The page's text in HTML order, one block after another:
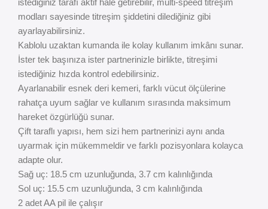
istediğiniz tarafı aktif hale getirebilir, multi-speed titreşim
modları sayesinde titreşim şiddetini dilediğiniz gibi
ayarlayabilirsiniz.
Kablolu uzaktan kumanda ile kolay kullanım imkânı sunar.
İster tek başınıza ister partnerinizle birlikte, titreşimi
istediğiniz hızda kontrol edebilirsiniz.
Ayarlanabilir esnek deri kemeri, farklı vücut ölçülerine
rahatça uyum sağlar ve kullanım sırasında maksimum
hareket özgürlüğü sunar.
Çift taraflı yapısı, hem sizi hem partnerinizi aynı anda
uyarmak için mükemmeldir ve farklı pozisyonlara kolayca
adapte olur.
Sağ uç: 18.5 cm uzunluğunda, 3.7 cm kalınlığında
Sol uç: 15.5 cm uzunluğunda, 3 cm kalınlığında
2 adet AA pil ile çalışır